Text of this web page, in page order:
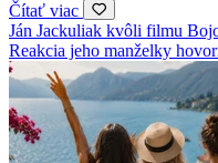
Čítať viac
Ján Jackuliak kvôli filmu
Reakcia jeho manželky